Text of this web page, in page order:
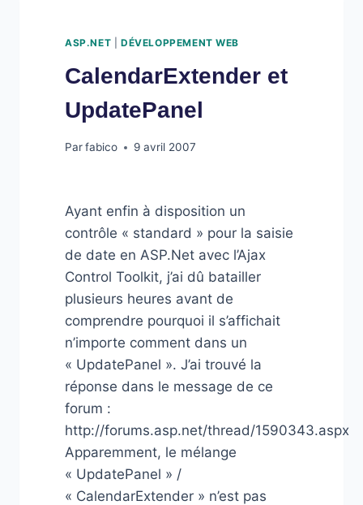
ASP.NET DÉVELOPPEMENT WEB
CalendarExtender et
UpdatePanel
Parfabico 9 avril 2007
Ayant enfin à disposition un
contrôle « standard » pour la saisie
de date en ASP.Net avec l’Ajax
Control Toolkit, j’ai dû batailler
plusieurs heures avant de
comprendre pourquoi il s’affichait
n’importe comment dans un
« UpdatePanel ». J’ai trouvé la
réponse dans le message de ce
forum :
http://forums.asp.net/thread/1590343.aspx
Apparemment, le mélange
« UpdatePanel » /
« CalendarExtender » n’est pas